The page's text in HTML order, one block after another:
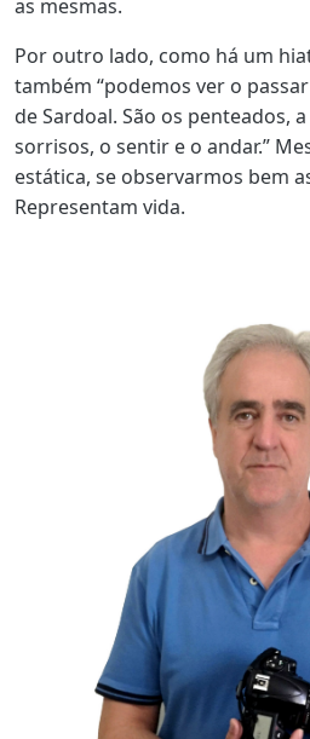
as mesmas.
Por outro lado, como há um
também “podemos ver o
de Sardoal. São os penteados,
sorrisos, o sentir e o andar.”
estática, se observarmos bem
Representam vida.